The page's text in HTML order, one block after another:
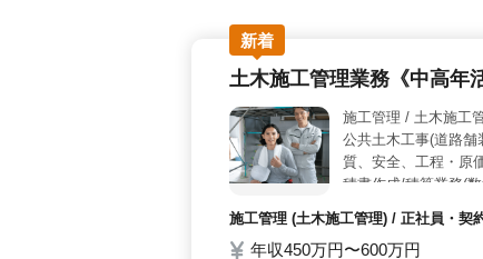
プロジェクトに携わります。経験
とができます。
新着
土木施工管理業務《中高年
施工管理 / 土木施
公共土木工事(道路
質、安全、工程・
積書作成/積算業務(
手配、協力会社と
施工管理 (土木施工管理) / 正社員・契
年収450万円〜600万円